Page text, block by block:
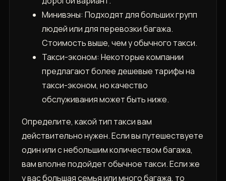
Минивэны: Подходят для больших групп
людей или для перевозки багажа.
Стоимость выше, чем у обычного такси.
Такси-эконом: Некоторые компании
предлагают более дешевые тарифы на
такси-эконом, но качество
обслуживания может быть ниже.
Определите, какой тип такси вам
действительно нужен. Если вы путешествуете
один или с небольшим количеством багажа,
вам вполне подойдет обычное такси. Если же
у вас большая семья или много багажа, то